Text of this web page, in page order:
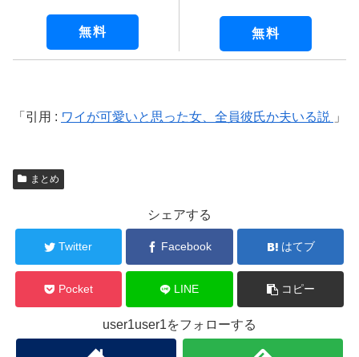
無料 無料
引用 : ワイが可愛いと思った女、全員彼氏か夫いる説
まとめ
シェアする
Twitter Facebook はてブ
Pocket LINE コピー
user1user1をフォローする